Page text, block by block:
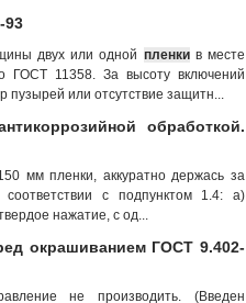
93
двух или одной пленкив месте
11358. За высоту включений
пузырей или отсутствие защитн...
обработкой.
мм пленки, аккуратно держась за
с подпунктом 1.4: а)
нажатие, с од...
окрашиванием ГОСТ 9.402-
не производить. (Введен